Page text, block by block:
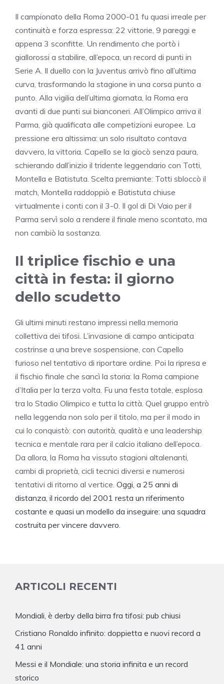
Il campionato della Roma 2000-01 fu quasi irreale per
continuità e forza espressa: 22 vittorie, 9 pareggi e
appena 3 sconfitte. Un rendimento che portò i
giallorossi a stabilire, all’epoca, un record di punti in
Serie A. Il duello con la Juventus arrivò fino all’ultima
curva, trasformando la stagione in una corsa punto a
punto. Alla vigilia dell’ultima giornata, la Roma era
avanti di due punti sui bianconeri. All’Olimpico arriva il
Parma, già qualificata alle competizioni europee. La
pressione era altissima: un solo risultato contava
davvero, la vittoria. Capello se la giocò senza paura,
schierando dall’inizio il tridente leggendario con Totti,
Montella e Batistuta. Scelta premiante: Totti sbloccò il
match, Montella raddoppiò e Batistuta chiuse
virtualmente i conti con il 3-0. Il gol di Di Vaio per il
Parma servì solo a rendere il finale meno scontato, ma
non cambiò la sostanza.
Il triplice fischio e una
città in festa: il giorno
dello scudetto
Gli ultimi minuti restano impressi nella memoria
collettiva dei tifosi. L’invasione di campo anticipata
costrinse a una breve sospensione, con Capello
furioso nel tentativo di riportare ordine. Poi la ripresa e
il fischio finale che sancì la storia: la Roma campione
d’Italia per la terza volta. Fu una festa totale, esplosa
tra lo Stadio Olimpico e tutta la città. Quel gruppo entrò
nella leggenda non solo per il titolo, ma per il modo in
cui lo conquistò: con autorità, qualità e una leadership
tecnica e mentale rara per il calcio italiano dell’epoca.
Da allora, la Roma ha vissuto stagioni altalenanti,
cambi di proprietà, cicli tecnici diversi e numerosi
tentativi di ritorno al vertice. Oggi, a 25 anni di
distanza, il ricordo del 2001 resta un riferimento
costante e quasi un modello da inseguire: una squadra
costruita per vincere davvero.
ARTICOLI RECENTI
Mondiali, è derby della birra fra tifosi: pub chiusi
Cristiano Ronaldo infinito: doppietta e nuovi record a
41 anni
Messi e il Mondiale: una storia infinita e un record
storico